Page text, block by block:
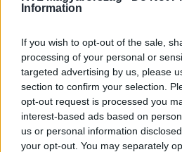
Information
If you wish to opt-out of the sale,
processing of your personal or
targeted advertising by us, please
section to confirm your selection.
opt-out request is processed you
interest-based ads based on
us or personal information
your opt-out. You may separately
#A KONYHAFŐNÖK JUNIOR #
#KONYHAFŐNÖK JUNIOR #RTLII
#FÖRDŐS ZÉ # BERNÁTH JÓZSEF
#MENZA # KÉK CSAPAT #
HEGEDŰS HANGA STIEFVATER